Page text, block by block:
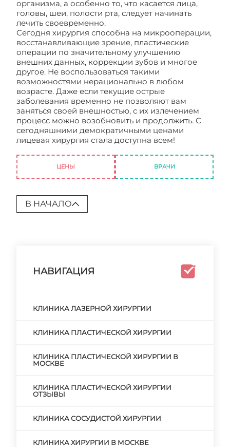
организма, а особенно то, что касается лица,
головы, шеи, полости рта, следует начинать
лечить своевременно.
Сегодня хирургия способна на микрооперации,
восстанавливающие зрение, пластические
операции по значительному улучшению
внешних данных, коррекции зубов и многое
другое. Не воспользоваться такими
возможностями нерационально в любом
возрасте. Даже если текущие острые
заболевания временно не позволяют вам
заняться своей внешностью, с их излечением
процесс можно возобновить и продолжить. С
сегодняшними демократичными ценами
лицевая хирургия стала доступна всем!
ЦЕНЫ ВРАЧИ
В НАЧАЛО
НАВИГАЦИЯ
КЛИНИКА ЛАЗЕРНОЙ ХИРУРГИИ
КЛИНИКА ПЛАСТИЧЕСКОЙ ХИРУРГИИ
КЛИНИКА ПЛАСТИЧЕСКОЙ ХИРУРГИИ В
МОСКВЕ
КЛИНИКА ПЛАСТИЧЕСКОЙ ХИРУРГИИ
ОТЗЫВЫ
КЛИНИКА СОСУДИСТОЙ ХИРУРГИИ
КЛИНИКА ХИРУРГИИ В МОСКВЕ